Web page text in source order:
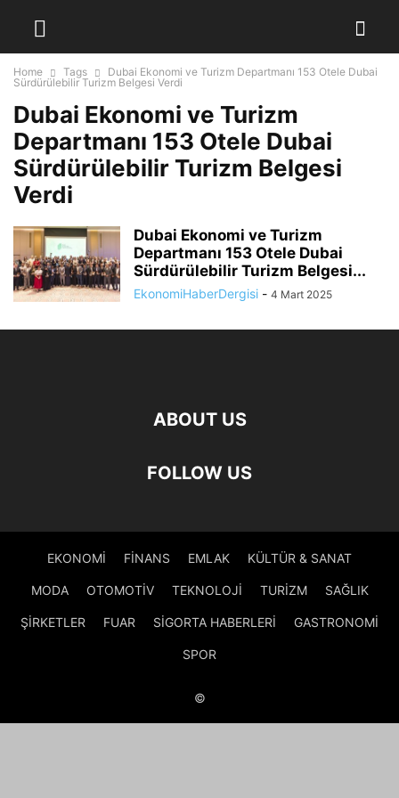
Home Tags
Dubai Ekonomi ve Turizm Departmanı 153 Otele Dubai
Sürdürülebilir Turizm Belgesi Verdi
Dubai Ekonomi ve Turizm
Departmanı 153 Otele Dubai
Sürdürülebilir Turizm Belgesi
Verdi
Dubai Ekonomi ve Turizm
Departmanı 153 Otele Dubai
Sürdürülebilir Turizm Belgesi...
EkonomiHaberDergisi - 4 Mart 2025
ABOUT US
FOLLOW US
EKONOMİ FİNANS EMLAK KÜLTÜR & SANAT
MODA OTOMOTİV TEKNOLOJİ TURİZM SAĞLIK
ŞİRKETLER FUAR SİGORTA HABERLERİ GASTRONOMİ
SPOR
©